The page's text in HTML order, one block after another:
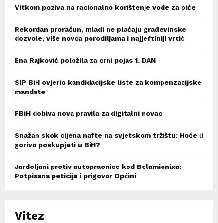
Vitkom poziva na racionalno korištenje vode za piće
Rekordan proračun, mladi ne plaćaju građevinske
dozvole, više novca porodiljama i najjeftiniji vrtić
Ena Rajković položila za crni pojas 1. DAN
SIP BiH ovjerio kandidacijske liste za kompenzacijske
mandate
FBiH dobiva nova pravila za digitalni novac
Snažan skok cijena nafte na svjetskom tržištu: Hoće li
gorivo poskupjeti u BiH?
Jardoljani protiv autopraonice kod Belamionixa:
Potpisana peticija i prigovor Općini
Vitez